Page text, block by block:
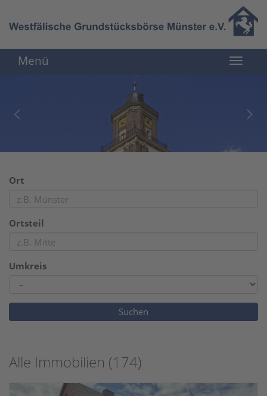
Menü
Ort
Ortsteil
Umkreis
Alle Immobilien (174)